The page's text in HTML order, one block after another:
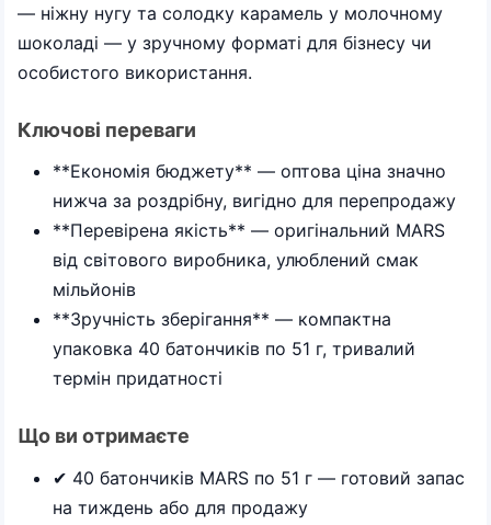
— ніжну нугу та солодку карамель у молочному
шоколаді — у зручному форматі для бізнесу чи
особистого використання.
Ключові переваги
**Економія бюджету** — оптова ціна значно
нижча за роздрібну, вигідно для перепродажу
**Перевірена якість** — оригінальний MARS
від світового виробника, улюблений смак
мільйонів
**Зручність зберігання** — компактна
упаковка 40 батончиків по 51 г, тривалий
термін придатності
Що ви отримаєте
✔ 40 батончиків MARS по 51 г — готовий запас
на тиждень або для продажу